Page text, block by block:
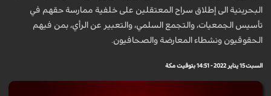
البحرينية الى إطلاق سراح المعتقلين على خلفية ممارسة حقهم في
تأسيس الجمعيات، والتجمع السلمي، والتعبير عن الرأي، بمن فيهم
الحقوقيون ونشطاء المعارضة والصحافيون.
السبت 15 يناير 2022 - 14:51 بتوقيت مكة